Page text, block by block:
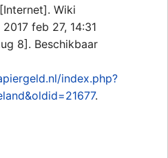
Wiki
feb 27, 14:31
8]. Beschikbaar
index.php?
.